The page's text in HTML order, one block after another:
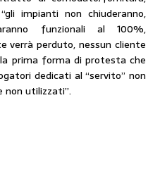
impianti non chiuderanno,
funzionali al 100%,
verrà perduto, nessun cliente
prima forma di protesta che
dedicati al “servito” non
non utilizzati”.